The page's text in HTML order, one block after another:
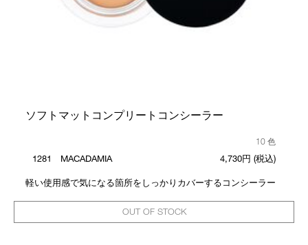
ソフトマットコンプリートコンシーラー
10 色
1281 MACADAMIA
4,730円 (税込)
軽い使用感で気になる箇所をしっかりカバーするコンシーラー
OUT OF STOCK